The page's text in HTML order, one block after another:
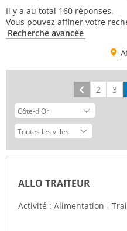
Il y a au total 160 réponses.
Vous pouvez affiner votre
Recherche avancée
Précédent
2 3
ALLO TRAITEUR
Activité : Alimentation -